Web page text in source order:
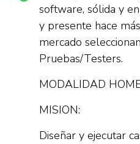
software, sólida y
y presente hace
mercado
Pruebas/Testers.
MODALIDAD
MISION:
Diseñar y ejecutar